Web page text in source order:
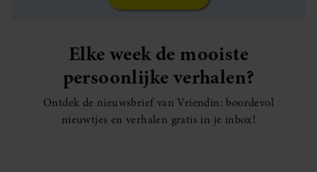
Elke week de mooiste
persoonlijke verhalen?
Ontdek de nieuwsbrief van Vriendin: boordevol
nieuwtjes en verhalen gratis in je inbox!